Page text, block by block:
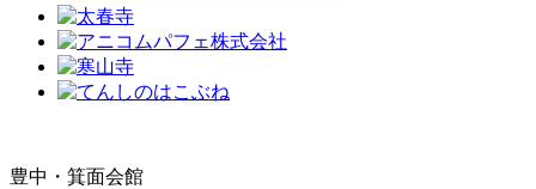
豊中・箕面会館